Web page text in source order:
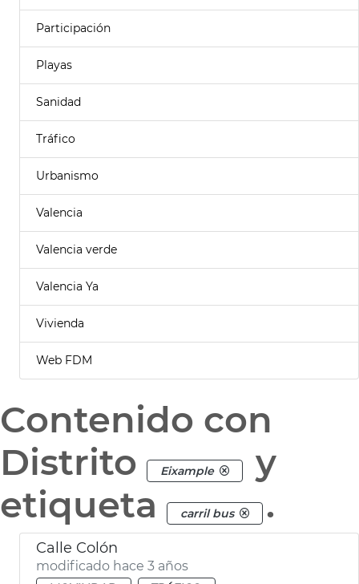
Participación
Playas
Sanidad
Tráfico
Urbanismo
Valencia
Valencia verde
Valencia Ya
Vivienda
Web FDM
Contenido con
Distrito
Eixample
y
etiqueta
carril bus .
Calle Colón
modificado hace 3 años